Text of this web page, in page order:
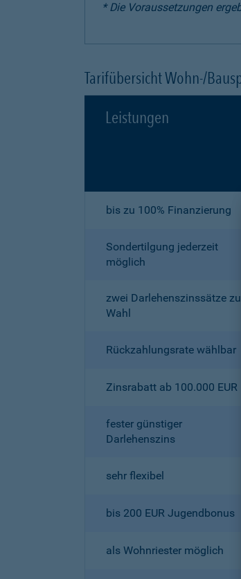
* Die Voraussetzungen
Tarifübersicht Wohn-/
Leistungen
bis zu 100% Finanzierung
Sondertilgung jederzeit
möglich
zwei Darlehenszinssätze
Wahl
Rückzahlungsrate wählbar
Zinsrabatt ab 100.000 EUR
fester günstiger
Darlehenszins
sehr flexibel
bis 200 EUR Jugendbonus
als Wohnriester möglich